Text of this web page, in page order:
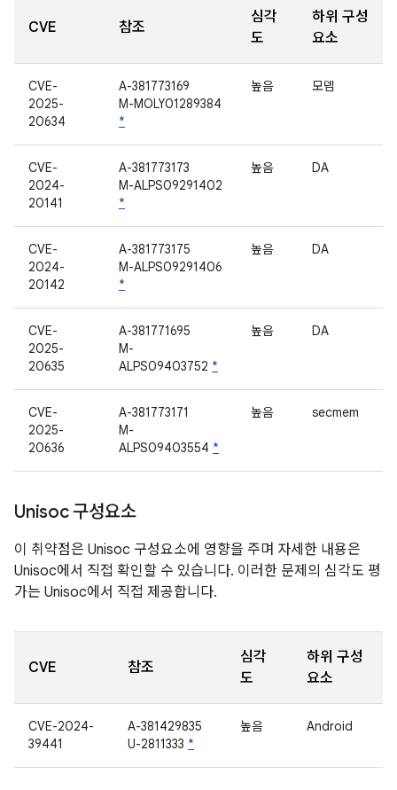
CVE 참조
심각
도
하위 구성
요소
CVE-
2025-
20634
A-381773169
M-MOLY01289384
*
높음 모뎀
CVE-
2024-
20141
A-381773173
M-ALPS09291402
*
높음 DA
CVE-
2024-
20142
A-381773175
M-ALPS09291406
*
높음 DA
CVE-
2025-
20635
A-381771695
M-
ALPS09403752 *
높음 DA
CVE-
2025-
20636
A-381773171
M-
ALPS09403554 *
높음 secmem
Unisoc 구성요소
이 취약점은 Unisoc 구성요소에 영향을 주며 자세한 내용은
Unisoc에서 직접 확인할 수 있습니다. 이러한 문제의 심각도 평
가는 Unisoc에서 직접 제공합니다.
CVE 참조
심각
도
하위 구성
요소
CVE-2024-
39441
A-381429835
U-2811333 *
높음 Android